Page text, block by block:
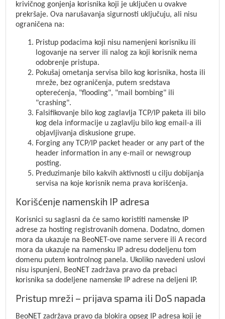
krivičnog gonjenja korisnika koji je uključen u ovakve
prekršaje. Ova narušavanja sigurnosti uključuju, ali nisu
ograničena na:
Pristup podacima koji nisu namenjeni korisniku ili
logovanje na server ili nalog za koji korisnik nema
odobrenje pristupa.
Pokušaj ometanja servisa bilo kog korisnika, hosta ili
mreže, bez ograničenja, putem sredstava
opterećenja, "flooding", "mail bombing" ili
"crashing".
Falsifikovanje bilo kog zaglavlja TCP/IP paketa ili bilo
kog dela informacije u zaglavlju bilo kog email-a ili
objavljivanja diskusione grupe.
Forging any TCP/IP packet header or any part of the
header information in any e-mail or newsgroup
posting.
Preduzimanje bilo kakvih aktivnosti u cilju dobijanja
servisa na koje korisnik nema prava korišćenja.
Korišćenje namenskih IP adresa
Korisnici su saglasni da će samo koristiti namenske IP
adrese za hosting registrovanih domena. Dodatno, domen
mora da ukazuje na BeoNET-ove name servere ili A record
mora da ukazuje na namensku IP adresu dodeljenu tom
domenu putem kontrolnog panela. Ukoliko navedeni uslovi
nisu ispunjeni, BeoNET zadržava pravo da prebaci
korisnika sa dodeljene namenske IP adrese na deljeni IP.
Pristup mreži – prijava spama ili DoS napada
BeoNET zadržava pravo da blokira opseg IP adresa koji je